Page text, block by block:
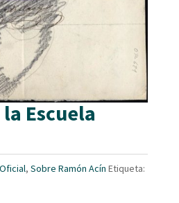
Escuela
Oficial, Sobre Ramón Acín Etiqueta: